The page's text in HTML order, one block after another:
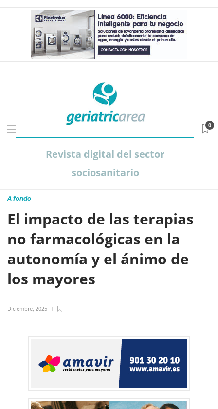
Revista digital del sector
sociosanitario
0
A fondo
El impacto de las terapias
no farmacológicas en la
autonomía y el ánimo de
los mayores
Diciembre, 2025